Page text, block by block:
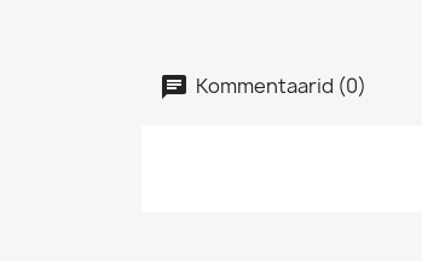
Kommentaarid (0)